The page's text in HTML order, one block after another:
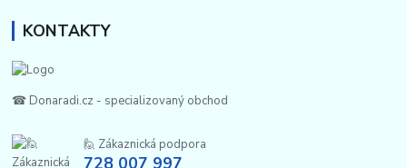
KONTAKTY
☎ Donaradi.cz - specializovaný obchod
🙋 Zákaznická podpora
728 007 997